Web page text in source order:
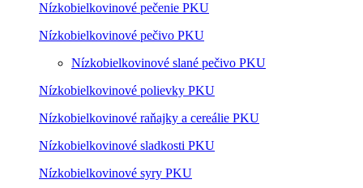
Nízkobielkovinové pečenie PKU
Nízkobielkovinové pečivo PKU
Nízkobielkovinové slané pečivo PKU
Nízkobielkovinové polievky PKU
Nízkobielkovinové raňajky a cereálie PKU
Nízkobielkovinové sladkosti PKU
Nízkobielkovinové syry PKU